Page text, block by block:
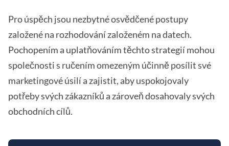
Pro úspěch jsou nezbytné osvědčené postupy
založené na rozhodování založeném na datech.
Pochopením a uplatňováním těchto strategií mohou
společnosti s ručením omezeným účinně posílit své
marketingové úsilí a zajistit, aby uspokojovaly
potřeby svých zákazníků a zároveň dosahovaly svých
obchodních cílů.